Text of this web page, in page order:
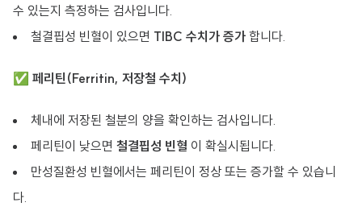
수 있는지 측정하는 검사입니다.
철결핍성 빈혈이 있으면 TIBC 수치가 증가 합니다.
✅ 페리틴(Ferritin, 저장철 수치)
체내에 저장된 철분의 양을 확인하는 검사입니다.
페리틴이 낮으면 철결핍성 빈혈 이 확실시됩니다.
만성질환성 빈혈에서는 페리틴이 정상 또는 증가할 수 있습니
다.